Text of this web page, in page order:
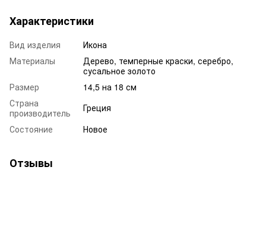
Характеристики
Вид изделия
Икона
Материалы
Дерево, темперные краски, серебро,
сусальное золото
Размер
14,5 на 18 см
Страна
производитель
Греция
Состояние
Новое
Отзывы